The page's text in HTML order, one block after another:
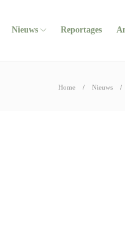
Nieuws Reportages
Home Nieuws